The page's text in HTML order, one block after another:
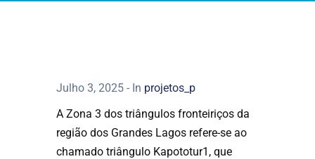
Julho 3, 2025 - In projetos_p
A Zona 3 dos triângulos fronteiriços da
região dos Grandes Lagos refere-se ao
chamado triângulo Kapototur1, que